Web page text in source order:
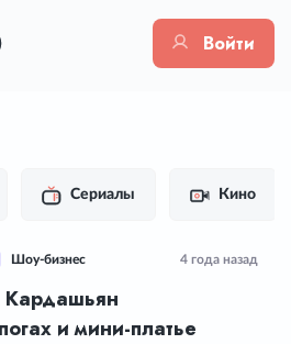
Войти
Сериалы Кино
Шоу-бизнес 4 года назад
и мини-платье